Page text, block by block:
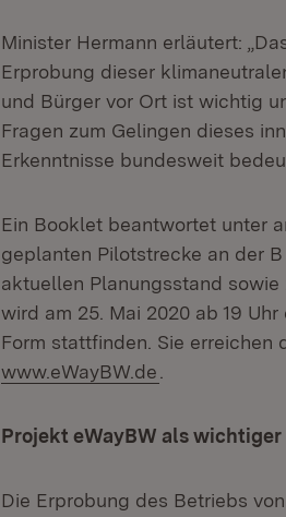
Minister Hermann erläutert:
Erprobung dieser
und Bürger vor Ort ist wichtig
Fragen zum Gelingen dieses
Erkenntnisse bundesweit
Ein Booklet beantwortet unter
geplanten Pilotstrecke an der
aktuellen Planungsstand
wird am 25. Mai 2020 ab 19
Form stattfinden. Sie
www.eWayBW.de
Projekt eWayBW als
Die Erprobung des Betriebs